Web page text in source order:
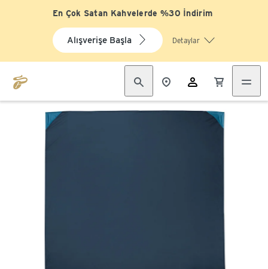
En Çok Satan Kahvelerde %30 İndirim
Alışverişe Başla Detaylar